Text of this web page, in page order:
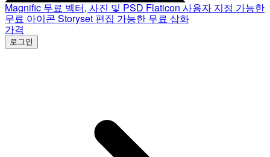
Magnific 무료 벡터, 사진 및 PSD Flaticon 사용자 지정 가능한
무료 아이콘 Storyset 편집 가능한 무료 삽화
가격
로그인